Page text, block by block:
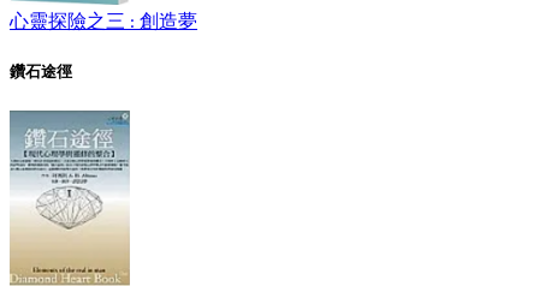
心靈探險之三 : 創造夢
鑽石途徑